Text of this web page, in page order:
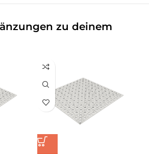
zu deinem